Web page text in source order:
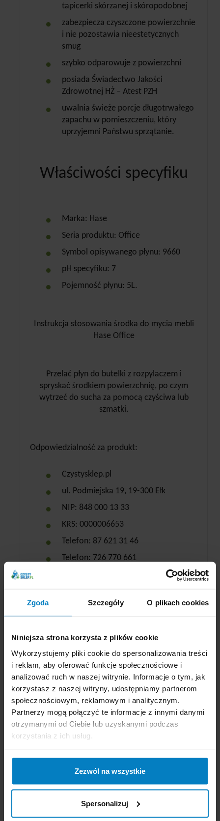
Zgoda Szczegóły O plikach cookies
Niniejsza strona korzysta z plików cookie
Wykorzystujemy pliki cookie do spersonalizowania treści
i reklam, aby oferować funkcje społecznościowe i
analizować ruch w naszej witrynie. Informacje o tym, jak
korzystasz z naszej witryny, udostępniamy partnerom
społecznościowym, reklamowym i analitycznym.
Partnerzy mogą połączyć te informacje z innymi danymi
otrzymanymi od Ciebie lub uzyskanymi podczas
korzystania z ich usług.
Zezwól na wszystkie
Spersonalizuj
tapicerki skórzanej i skóropodobnej
zabezpiecza czyszczone powierzchnie
i nie pozostawia nieestetycznych
smug
szybko odparowuje z powierzchni
posiada Świadectwo Jakości
Zdrowotnej HŻ – Atest PZH
uwalnia świeże porcje długotrwałego
zapachu w pomieszczeniu, który
uprzyjemni Państwu sprzątanie.
Właściwości specyfiku
Marka: Hase
Seria produktu: Office
Symbol opisywanego płynu: 9660
pH specyfiku: 7
Pojemność płynu: 5L.
Instrukcja stosowania środka do mycia mebli
Hase Office
Przelać płyn do butelki z rozpylaczem i
spryskać środkiem powierzchnię, po czym
wytrzeć do sucha za pomocą czyściwa lub
szmatki.
Odpowiedzialność za produkt:
Czystysklep.pl
ul. Podmiejska 19, 19-300 Ełk
NIP: 848 000 13 33
KRS: 0000006653
Telefon: 87 621 31 46
Telefon: 726 770 661
(w godzinach od 7.00 do 15.00)